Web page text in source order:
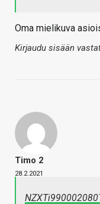
Oma mielikuva
Kirjaudu sisään
Timo 2
28.2.2021